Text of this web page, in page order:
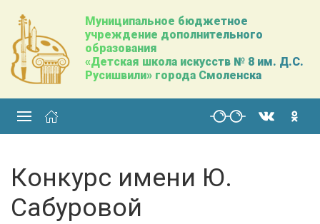
Муниципальное бюджетное
учреждение дополнительного
образования
«Детская школа искусств № 8 им. Д.С.
Русишвили» города Смоленска
Конкурс имени Ю.
Сабуровой